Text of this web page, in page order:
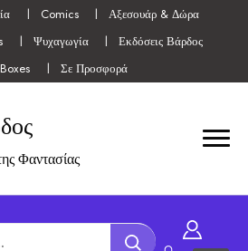
Comics
Αξεσουάρ & Δώρα
Ψυχαγωγία
Εκδόσεις Βάρδος
Σε Προσφορά
Φαντασίας